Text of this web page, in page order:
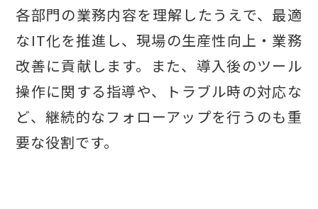
各部門の業務内容を理解したうえで、最適
なIT化を推進し、現場の生産性向上・業務
改善に貢献します。また、導入後のツール
操作に関する指導や、トラブル時の対応な
ど、継続的なフォローアップを行うのも重
要な役割です。